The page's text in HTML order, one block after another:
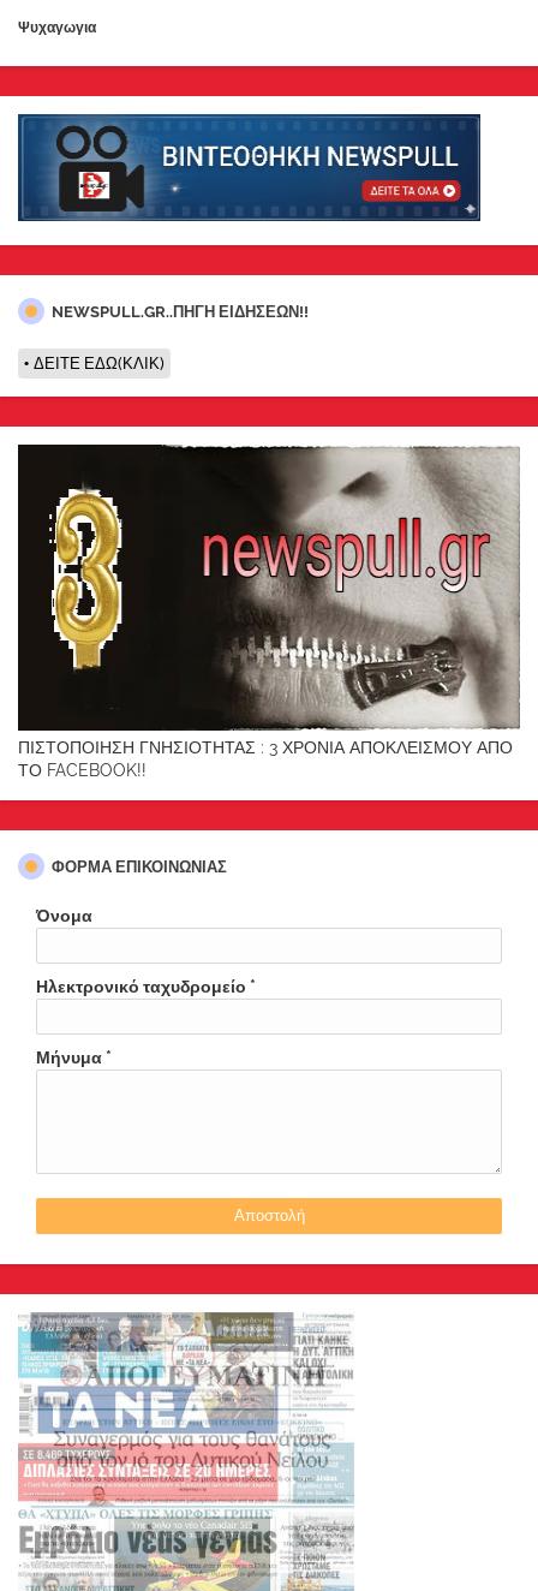
Ψυχαγωγια
NEWSPULL.GR..ΠΗΓΗ ΕΙΔΗΣΕΩΝ!!
ΔΕΙΤΕ ΕΔΩ(ΚΛΙΚ)
ΠΙΣΤΟΠΟΙΗΣΗ ΓΝΗΣΙΟΤΗΤΑΣ : 3 ΧΡΟΝΙΑ ΑΠΟΚΛΕΙΣΜΟΥ ΑΠΟ
ΤΟ FACEBOOK!!
ΦΌΡΜΑ ΕΠΙΚΟΙΝΩΝΊΑΣ
Όνομα
Ηλεκτρονικό ταχυδρομείο *
Μήνυμα *